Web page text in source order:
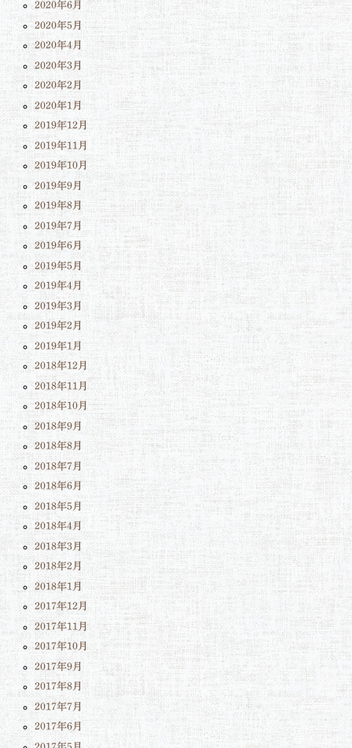
2020年6月
2020年5月
2020年4月
2020年3月
2020年2月
2020年1月
2019年12月
2019年11月
2019年10月
2019年9月
2019年8月
2019年7月
2019年6月
2019年5月
2019年4月
2019年3月
2019年2月
2019年1月
2018年12月
2018年11月
2018年10月
2018年9月
2018年8月
2018年7月
2018年6月
2018年5月
2018年4月
2018年3月
2018年2月
2018年1月
2017年12月
2017年11月
2017年10月
2017年9月
2017年8月
2017年7月
2017年6月